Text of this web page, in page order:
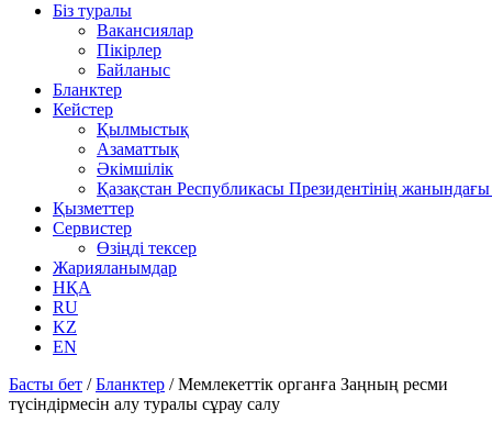
Біз туралы
Вакансиялар
Пікірлер
Байланыс
Бланктер
Кейстер
Қылмыстық
Азаматтық
Әкімшілік
Қазақстан Республикасы Президентінің
Қызметтер
Сервистер
Өзіңді тексер
Жарияланымдар
НҚА
RU
KZ
EN
Басты бет /Бланктер /Мемлекеттік органға Заңның ресми
түсіндірмесін алу туралы сұрау салу